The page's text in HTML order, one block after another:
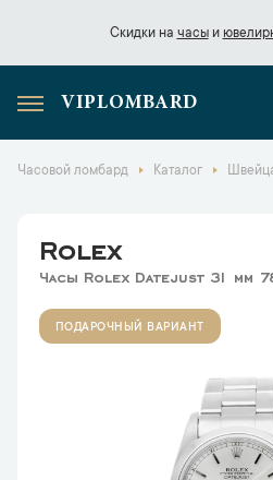
Скидки на часыи
Скидки начасы
VIPLOMBARD
Часовой ломбард Каталог
Rolex
Часы Rolex Datejust 31 мм
ПОДАРОЧНЫЙ ВАРИАНТ